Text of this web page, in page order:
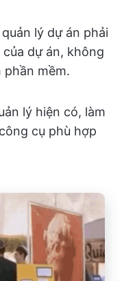
lý dự án phải
của dự án, không
mềm.
lý hiện có, làm
cụ phù hợp